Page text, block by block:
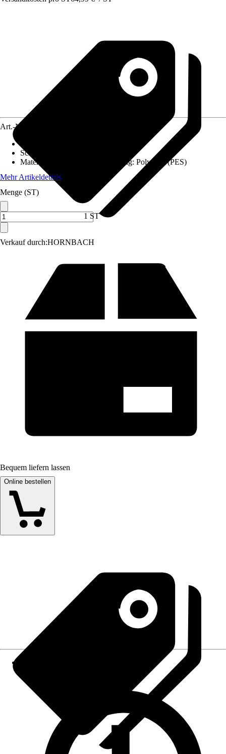
Verkauf durch:HORNBACH
Art.-Nr.
Schirmform
Material Sonnenschirmbespannung: Polyester (PES)
Mehr Artikeldetails
Menge (ST)
1 ST
Bequem liefern lassen
Online bestellen